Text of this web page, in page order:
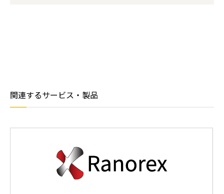
関連するサービス・製品